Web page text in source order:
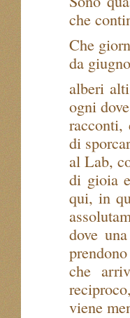
che
Che
da
alberi
ogni
racconti,
di
al Lab,
di gioia
qui, in
dove
che
viene